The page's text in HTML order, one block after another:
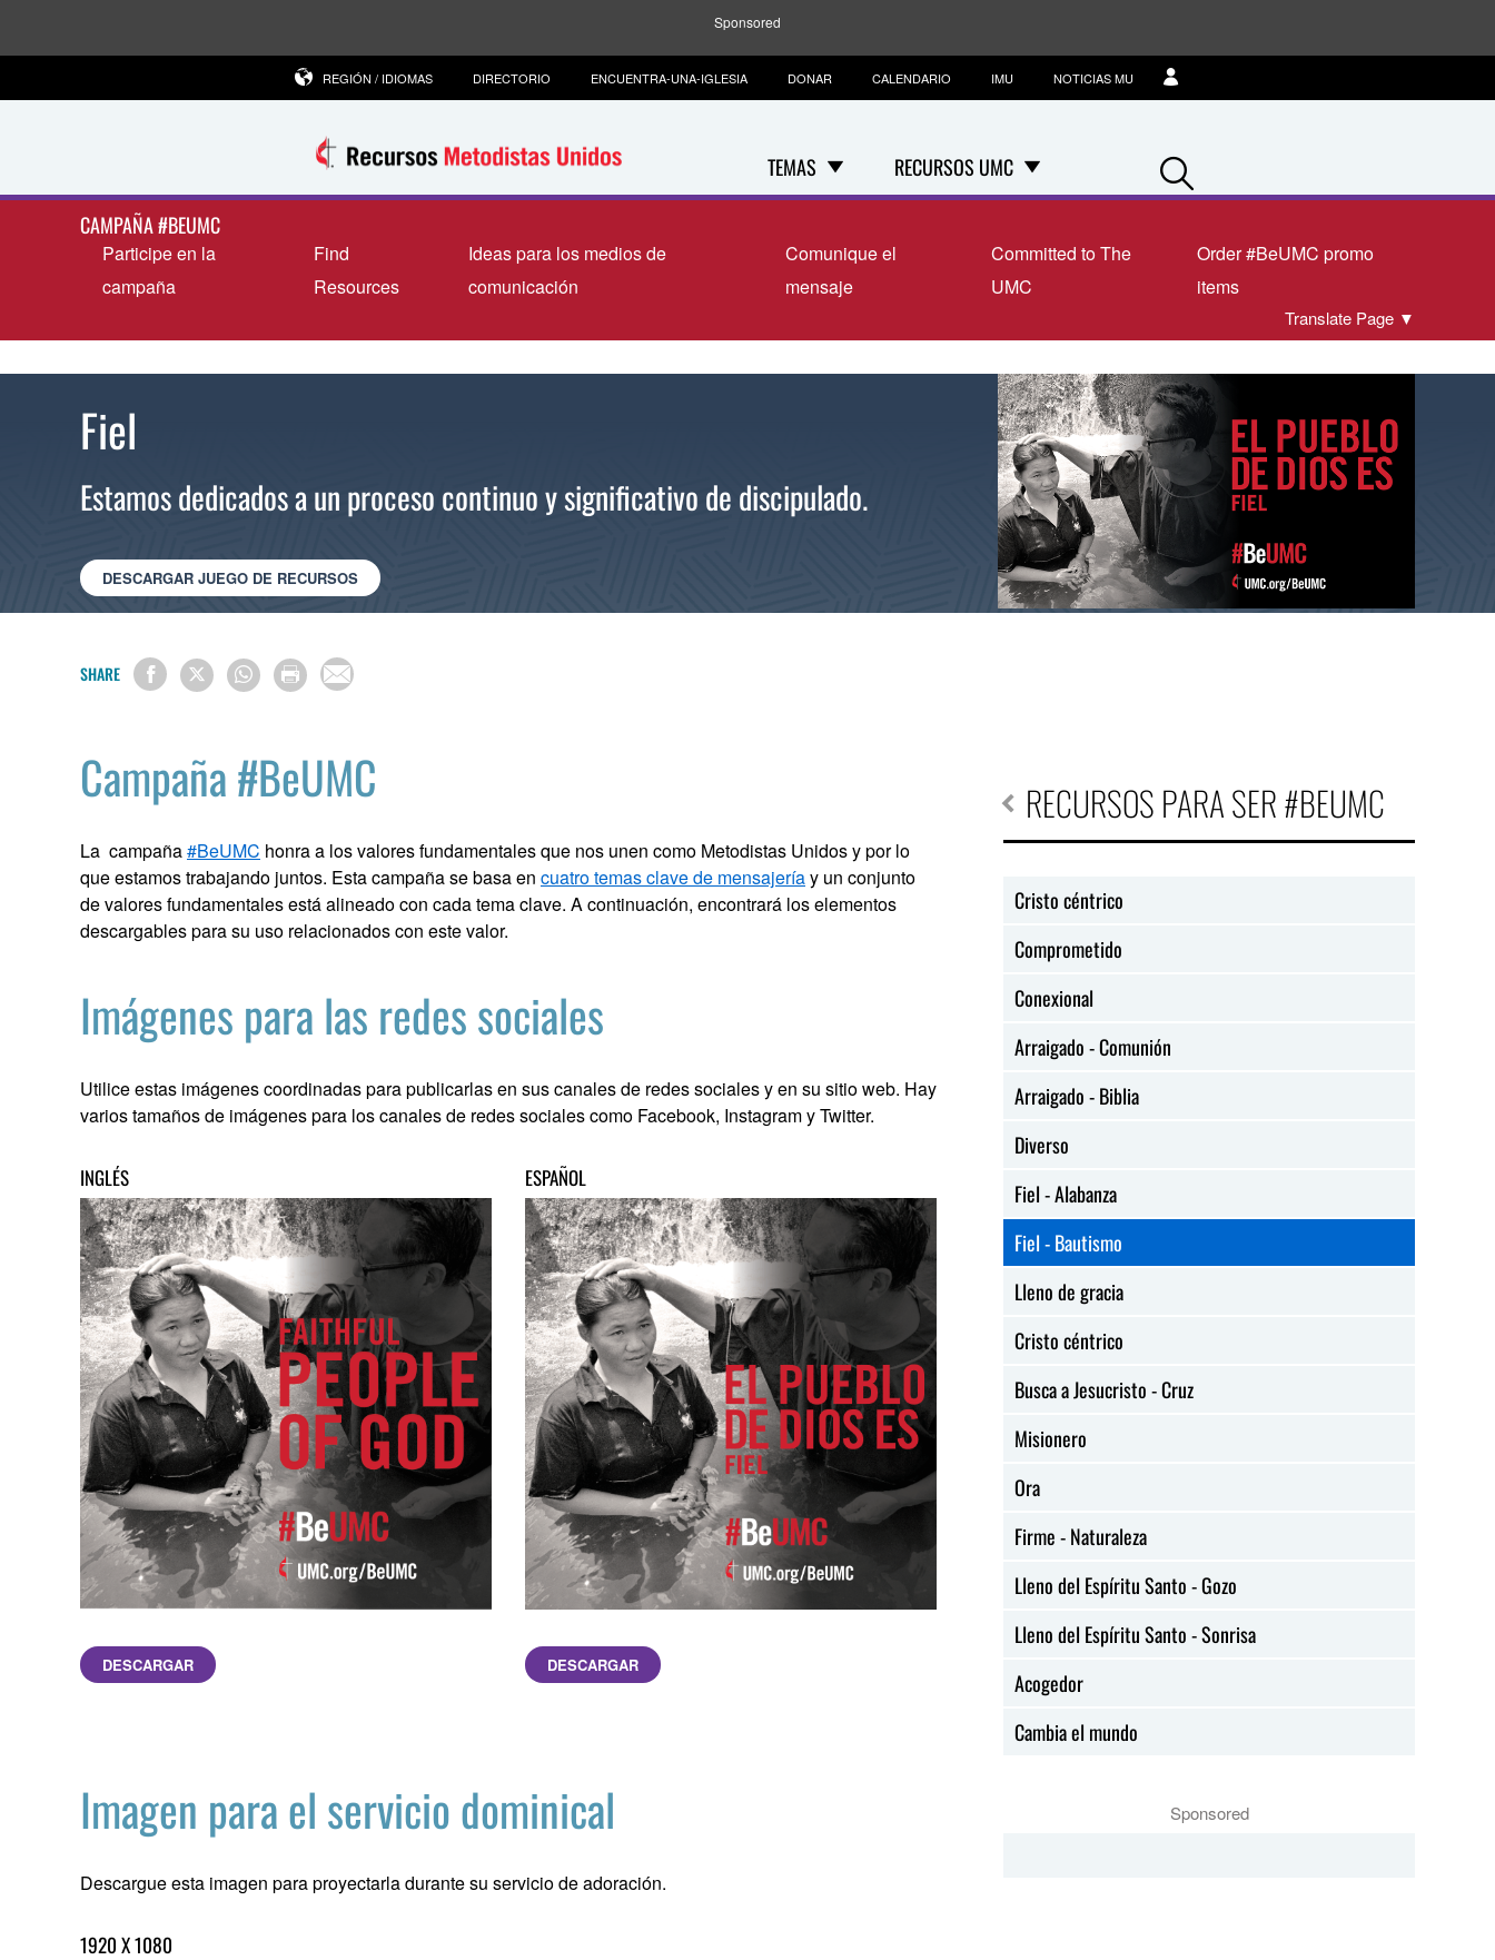
Sponsored
TEMAS RECURSOS UMC
REGIÓN / IDIOMAS DIRECTORIO ENCUENTRA-UNA-IGLESIA DONAR CALENDARIO IMU NOTICIAS MU
Search
CAMPAÑA #BEUMC
Participe en la
campaña
Find
Resources
Ideas para los medios de
comunicación
Comunique el
mensaje
Committed to The
UMC
Order #BeUMC promo
items
Translate Page ▼
Fiel
Estamos dedicados a un proceso continuo y significativo de discipulado.
DESCARGAR JUEGO DE RECURSOS
SHARE
Campaña #BeUMC
La campaña#BeUMC honra a los valores fundamentales que nos unen como Metodistas Unidos y por lo
que estamos trabajando juntos. Esta campaña se basa en cuatro temas clave de mensajeríay un conjunto
de valores fundamentales está alineado con cada tema clave. A continuación, encontrará los elementos
descargables para su uso relacionados con este valor.
Imágenes para las redes sociales
Utilice estas imágenes coordinadas para publicarlas en sus canales de redes sociales y en su sitio web. Hay
varios tamaños de imágenes para los canales de redes sociales como Facebook, Instagram y Twitter.
INGLÉS
DESCARGAR
ESPAÑOL
DESCARGAR
Imagen para el servicio dominical
Descargue esta imagen para proyectarla durante su servicio de adoración.
1920 X 1080
RECURSOS PARA SER #BEUMC
Cristo céntrico
Comprometido
Conexional
Arraigado - Comunión
Arraigado - Biblia
Diverso
Fiel - Alabanza
Fiel - Bautismo
Lleno de gracia
Cristo céntrico
Busca a Jesucristo - Cruz
Misionero
Ora
Firme - Naturaleza
Lleno del Espíritu Santo - Gozo
Lleno del Espíritu Santo - Sonrisa
Acogedor
Cambia el mundo
Sponsored